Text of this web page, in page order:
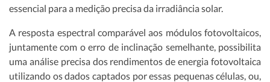
essencial para a medição precisa da irradiância solar.
A resposta espectral comparável aos módulos fotovoltaicos,
juntamente com o erro de inclinação semelhante, possibilita
uma análise precisa dos rendimentos de energia fotovoltaica
utilizando os dados captados por essas pequenas células, ou,